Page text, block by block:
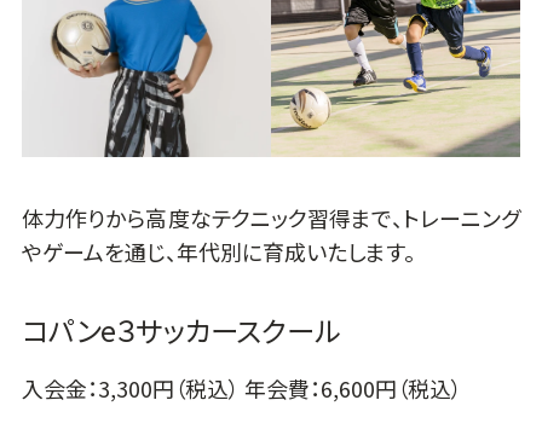
体力作りから高度なテクニック習得まで、トレーニング
やゲームを通じ、年代別に育成いたします。
コパンe３サッカースクール
入会金：3,300円（税込） 年会費：6,600円（税込）